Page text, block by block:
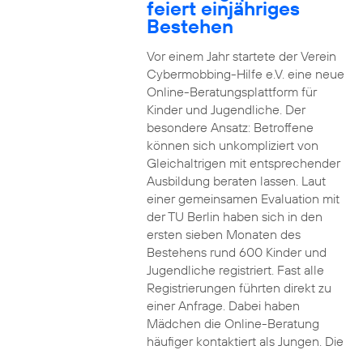
feiert einjähriges
Bestehen
Vor einem Jahr startete der Verein
Cybermobbing-Hilfe e.V. eine neue
Online-Beratungsplattform für
Kinder und Jugendliche. Der
besondere Ansatz: Betroffene
können sich unkompliziert von
Gleichaltrigen mit entsprechender
Ausbildung beraten lassen. Laut
einer gemeinsamen Evaluation mit
der TU Berlin haben sich in den
ersten sieben Monaten des
Bestehens rund 600 Kinder und
Jugendliche registriert. Fast alle
Registrierungen führten direkt zu
einer Anfrage. Dabei haben
Mädchen die Online-Beratung
häufiger kontaktiert als Jungen. Die